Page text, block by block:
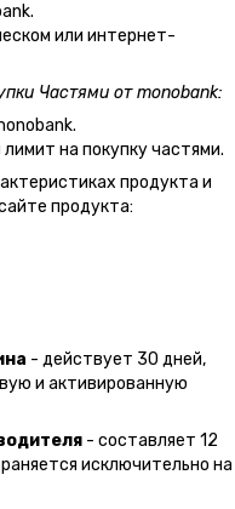
или интернет-
Частями от monobank:
на покупку частями.
продукта и
продукта:
- действует 30 дней,
и активированную
- составляет 12
исключительно на